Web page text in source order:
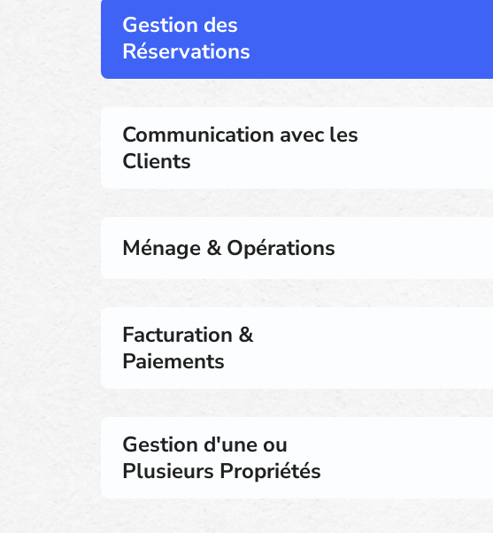
Gestion des
Réservations
Communication avec les
Clients
Ménage & Opérations
Facturation &
Paiements
Gestion d'une ou
Plusieurs Propriétés